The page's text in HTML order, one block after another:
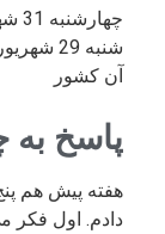
شنبه
آن کشور
پاسخ به
هفته پیش هم
دادم. اول فکر